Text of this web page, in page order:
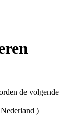
de volgende
)